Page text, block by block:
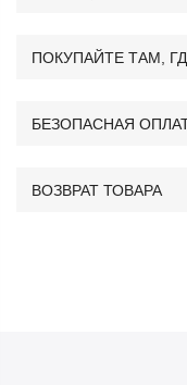
ПОКУПАЙТЕ ТАМ,
БЕЗОПАСНАЯ
ВОЗВРАТ ТОВАРА